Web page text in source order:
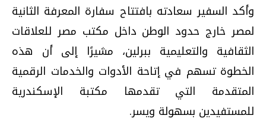
وأكد السفير سعادته بافتتاح سفارة المعرفة الثانية
لمصر خارج حدود الوطن داخل مكتب مصر للعلاقات
الثقافية والتعليمية ببرلين، مشيرًا إلى أن هذه
الخطوة تسهم في إتاحة الأدوات والخدمات الرقمية
المتقدمة التي تقدمها مكتبة الإسكندرية
للمستفيدين بسهولة ويسر.